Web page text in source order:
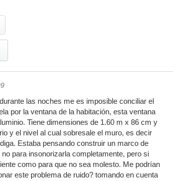
las noches me es imposible conciliar el
por la ventana de la habitación, esta ventana
Tiene dimensiones de 1.60 m x 86 cm y
y el nivel al cual sobresale el muro, es decir
Estaba pensando construir un marco de
para insonorizarla completamente, pero si
como para que no sea molesto. Me podrían
este problema de ruido? tomando en cuenta